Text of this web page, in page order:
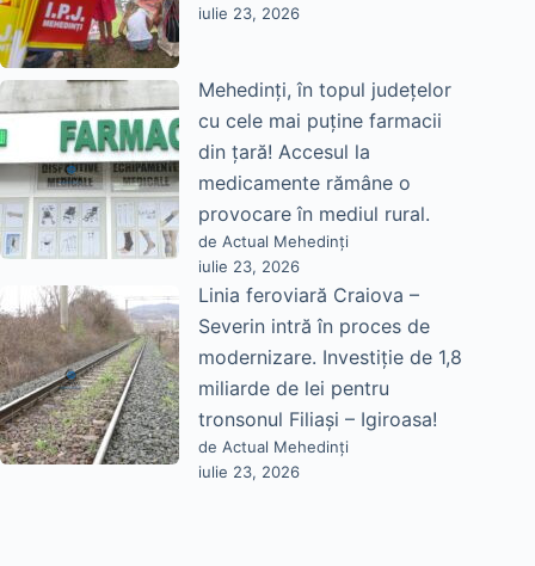
iulie 23, 2026
Mehedinți, în topul județelor
cu cele mai puține farmacii
din țară! Accesul la
medicamente rămâne o
provocare în mediul rural.
de Actual Mehedinți
iulie 23, 2026
Linia feroviară Craiova –
Severin intră în proces de
modernizare. Investiție de 1,8
miliarde de lei pentru
tronsonul Filiași – Igiroasa!
de Actual Mehedinți
iulie 23, 2026